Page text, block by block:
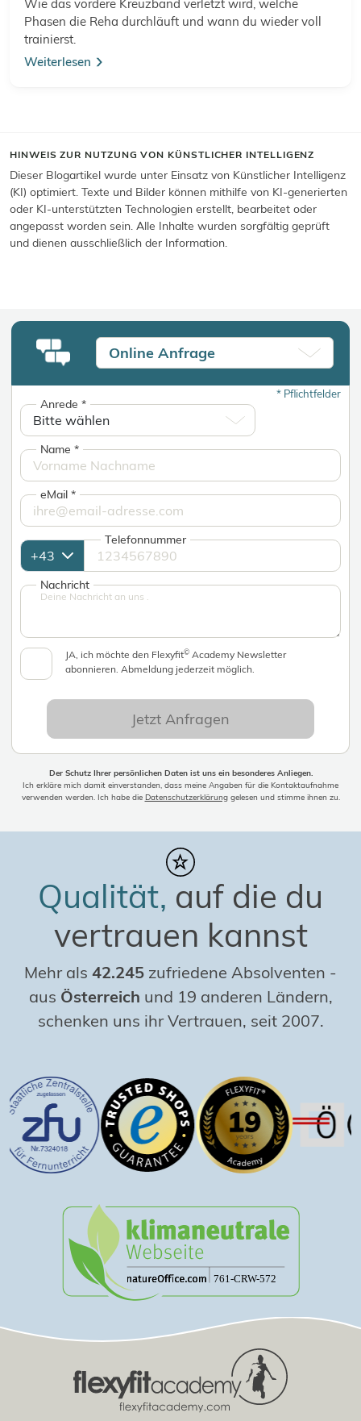
Wie das vordere Kreuzband verletzt wird, welche
Phasen die Reha durchläuft und wann du wieder voll
trainierst.
Weiterlesen
HINWEIS ZUR NUTZUNG VON KÜNSTLICHER INTELLIGENZ
Dieser Blogartikel wurde unter Einsatz von Künstlicher Intelligenz
(KI) optimiert. Texte und Bilder können mithilfe von KI-generierten
oder KI-unterstützten Technologien erstellt, bearbeitet oder
angepasst worden sein. Alle Inhalte wurden sorgfältig geprüft
und dienen ausschließlich der Information.
Online Anfrage
*Pflichtfelder
Anrede*
Name*
eMail*
Telefonnummer
Nachricht
JA, ich möchte den Flexyfit© Academy Newsletter
abonnieren. Abmeldung jederzeit möglich.
Jetzt Anfragen
Der Schutz Ihrer persönlichen Daten ist uns ein besonderes Anliegen.
Ich erkläre mich damit einverstanden, dass meine Angaben für die Kontaktaufnahme
verwenden werden. Ich habe die Datenschutzerklärunggelesen und stimme ihnen zu.
Qualität, auf die du
vertrauen kannst
Mehr als 42.245 zufriedene Absolventen -
aus Österreich und 19 anderen Ländern,
schenken uns ihr Vertrauen, seit 2007.